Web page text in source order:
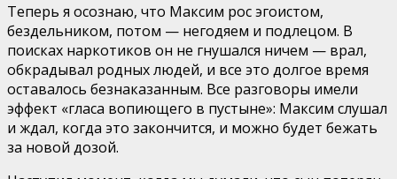
Теперь я осознаю, что Максим рос эгоистом,
бездельником, потом — негодяем и подлецом. В
поисках наркотиков он не гнушался ничем — врал,
обкрадывал родных людей, и все это долгое время
оставалось безнаказанным. Все разговоры имели
эффект «гласа вопиющего в пустыне»: Максим слушал
и ждал, когда это закончится, и можно будет бежать
за новой дозой.